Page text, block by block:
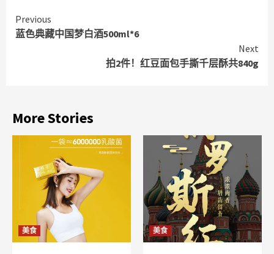
Continue
Reading
Previous
蓝色典藏中国梦白酒500ml*6
Next
拍2件！红豆面包手撕千层酥共840g
More Stories
美食 美食